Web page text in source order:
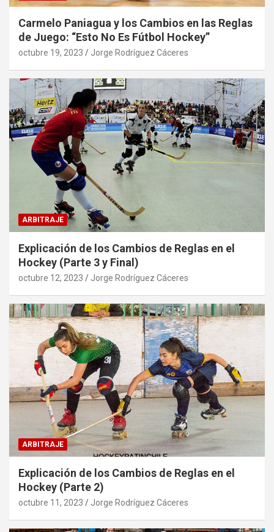
Carmelo Paniagua y los Cambios en las Reglas
de Juego: “Esto No Es Fútbol Hockey”
octubre 19, 2023 Jorge Rodríguez Cáceres
ARBITRAJE
Explicación de los Cambios de Reglas en el
Hockey (Parte 3 y Final)
octubre 12, 2023 Jorge Rodríguez Cáceres
ARBITRAJE
Explicación de los Cambios de Reglas en el
Hockey (Parte 2)
octubre 11, 2023 Jorge Rodríguez Cáceres